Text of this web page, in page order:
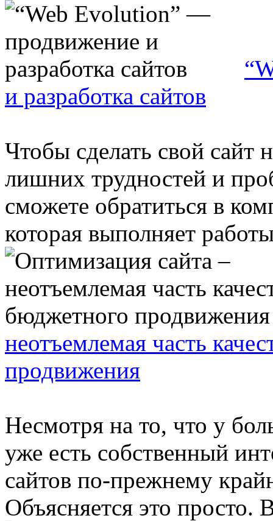
и разработка сайтов
Чтобы сделать свой сайт
лишних трудностей и
сможете обратиться в
которая выполняет
неотъемлемая часть
продвижения
Несмотря на то, что у
уже есть собственный
сайтов по-прежнему
Объясняется это просто.